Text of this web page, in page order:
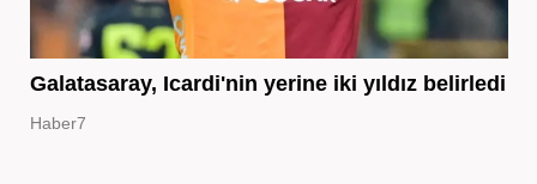
Galatasaray, Icardi'nin yerine iki yıldız belirledi
Haber7